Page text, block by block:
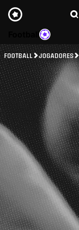
FOOTBALL JOGADORES